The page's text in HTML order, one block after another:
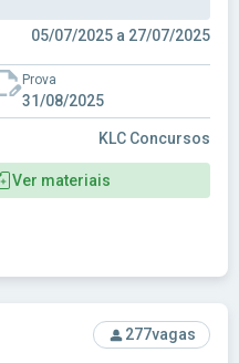
05/07/2025 a 27/07/2025
Prova
31/08/2025
KLC Concursos
Ver materiais
do Corda - MA -
277vagas